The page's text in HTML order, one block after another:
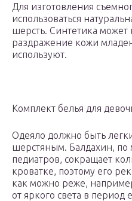
Для изготовления
использоваться
шерсть. Синтетика может
раздражение кожи
используют.
Комплект белья для
Одеяло должно быть
шерстяным. Балдахин,
педиатров, сокращает
кроватке, поэтому его
как можно реже,
от яркого света в период